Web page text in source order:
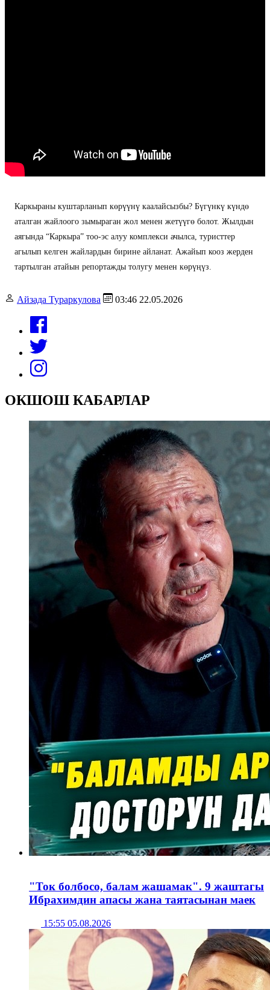
Каркыраны куштарланып көрүүнү каалайсызбы? Бүгүнкү күндө
аталган жайлоого зымыраган жол менен жетүүгө болот. Жылдын
аягында “Каркыра” тоо-эс алуу комплекси ачылса, туристтер
агылып келген жайлардын бирине айланат. Ажайып кооз жерден
тартылган атайын репортажды толугу менен көрүңүз.
Айзада Тураркулова 03:46 22.05.2026
ОКШОШ КАБАРЛАР
"Ток болбосо, балам жашамак". 9 жаштагы
Ибрахимдин апасы жана таятасынан маек
15:55 05.08.2026